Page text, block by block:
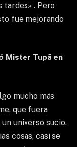
tardes» . Pero
fue mejorando
Mister Tupã en
mucho más
que fuera
universo sucio,
cosas, casi se